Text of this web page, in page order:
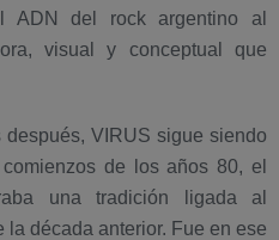
ADN del rock argentino al
visual y conceptual que
después, VIRUS sigue siendo
de los años 80, el
una tradición ligada al
década anterior. Fue en ese